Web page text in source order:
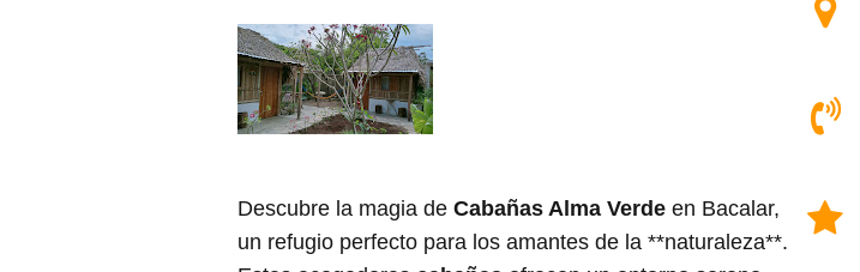
Descubre la magia de Cabañas Alma Verde en Bacalar,
un refugio perfecto para los amantes de la **naturaleza**.